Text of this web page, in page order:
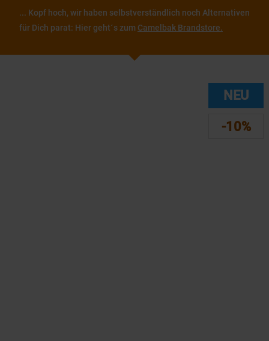
... Kopf hoch, wir haben selbstverständlich noch Alternativen
für Dich parat: Hier geht´s zum Camelbak Brandstore.
NEU
-10%